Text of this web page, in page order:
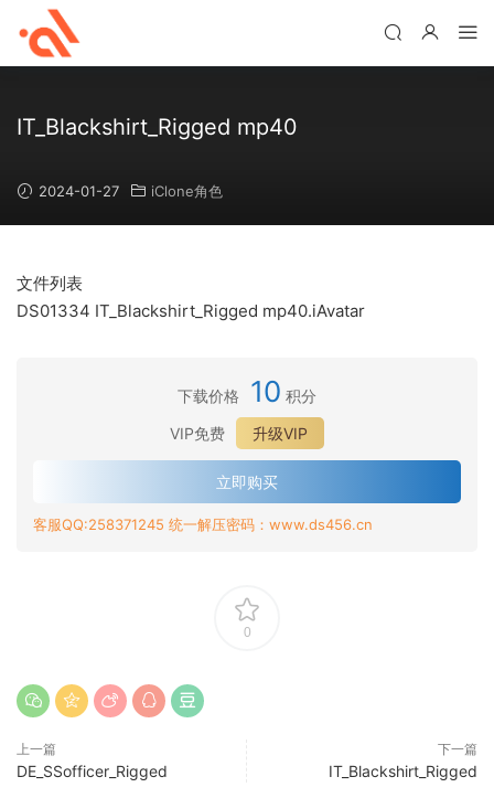
IT_Blackshirt_Rigged mp40
2024-01-27 iClone角色
文件列表
DS01334 IT_Blackshirt_Rigged mp40.iAvatar
下载价格 10 积分
VIP免费
升级VIP
立即购买
客服QQ:258371245 统一解压密码：www.ds456.cn
0
上一篇
DE_SSofficer_Rigged
下一篇
IT_Blackshirt_Rigged